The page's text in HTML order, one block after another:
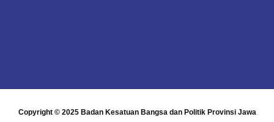
Copyright © 2025 Badan Kesatuan Bangsa dan Politik Provinsi Jawa